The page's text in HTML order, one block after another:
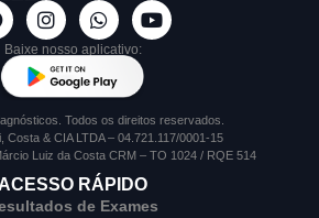
Baixe nosso aplicativo:
Todos os direitos reservados.
Costa & CIA LTDA – 04.721.117/0001-15
Luiz da Costa CRM – TO 1024 / RQE 514
ACESSO RÁPIDO
de Exames